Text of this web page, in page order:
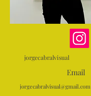
jorgecabralvisual
Email
jorgecabralvisual@gmail.com